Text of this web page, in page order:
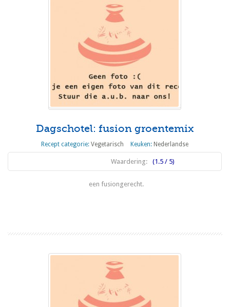
Dagschotel: fusion groentemix
Recept categorie:Vegetarisch Keuken: Nederlandse
Waardering: (1.5 / 5)
een fusiongerecht.